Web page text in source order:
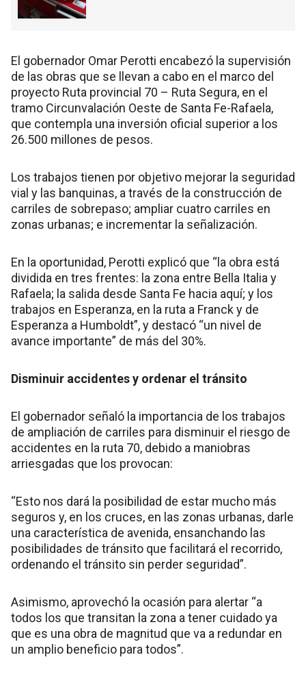
El gobernador Omar Perotti encabezó la supervisión
de las obras que se llevan a cabo en el marco del
proyecto Ruta provincial 70 – Ruta Segura, en el
tramo Circunvalación Oeste de Santa Fe-Rafaela,
que contempla una inversión oficial superior a los
26.500 millones de pesos.
Los trabajos tienen por objetivo mejorar la seguridad
vial y las banquinas, a través de la construcción de
carriles de sobrepaso; ampliar cuatro carriles en
zonas urbanas; e incrementar la señalización.
En la oportunidad, Perotti explicó que “la obra está
dividida en tres frentes: la zona entre Bella Italia y
Rafaela; la salida desde Santa Fe hacia aquí; y los
trabajos en Esperanza, en la ruta a Franck y de
Esperanza a Humboldt”, y destacó “un nivel de
avance importante” de más del 30%.
Disminuir accidentes y ordenar el tránsito
El gobernador señaló la importancia de los trabajos
de ampliación de carriles para disminuir el riesgo de
accidentes en la ruta 70, debido a maniobras
arriesgadas que los provocan:
“Esto nos dará la posibilidad de estar mucho más
seguros y, en los cruces, en las zonas urbanas, darle
una característica de avenida, ensanchando las
posibilidades de tránsito que facilitará el recorrido,
ordenando el tránsito sin perder seguridad”.
Asimismo, aprovechó la ocasión para alertar “a
todos los que transitan la zona a tener cuidado ya
que es una obra de magnitud que va a redundar en
un amplio beneficio para todos”.